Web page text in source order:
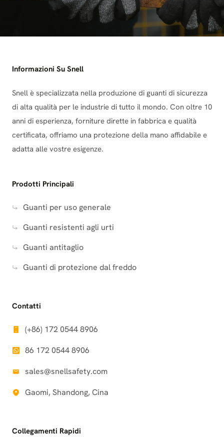
Informazioni Su Snell
Snell è specializzata nella produzione di guanti di sicurezza
di alta qualità per le industrie di tutto il mondo. Con oltre 10
anni di esperienza, forniture dirette in fabbrica e qualità
certificata, offriamo una protezione della mano affidabile e
adatta alle vostre esigenze.
Prodotti Principali
Guanti per uso generale
Guanti resistenti agli urti
Guanti antitaglio
Guanti di protezione dal freddo
Contatti
(+86) 172 0544 8906
86 172 0544 8906
sales@snellsafety.com
Gaomi, Shandong, Cina
Collegamenti Rapidi